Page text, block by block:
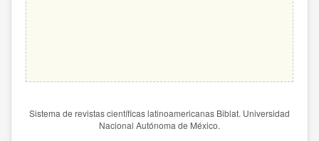
Sistema de revistas científicas latinoamericanas Biblat. Universidad
Nacional Autónoma de México.